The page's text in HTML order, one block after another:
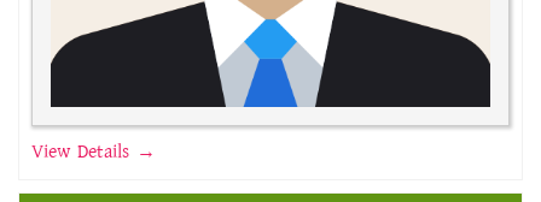
View Details →